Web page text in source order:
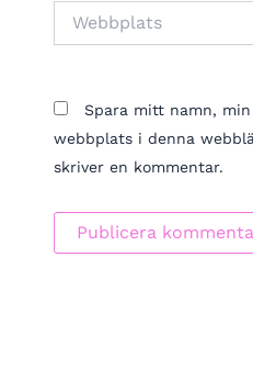
Spara mitt namn,
webbplats i denna
skriver en kommentar.